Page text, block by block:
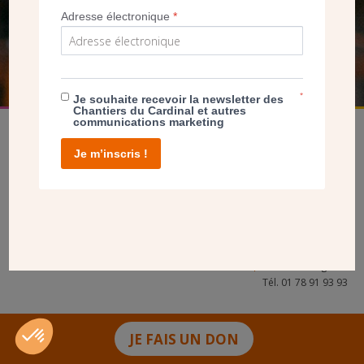
JE FAIS UN DON
FAIRE UN DON
Tél. 01 78 91 93 93
Adresse électronique*
Je souhaite recevoir la newsletter des
Chantiers du Cardinal et autres
communications marketing
*
Je m’inscris !